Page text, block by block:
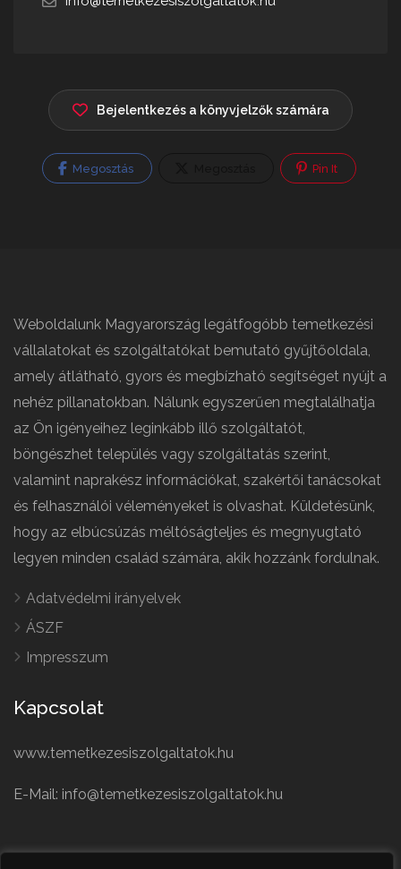
Bejelentkezés a könyvjelzők számára
Megosztás Pin It
Weboldalunk Magyarország legátfogóbb temetkezési
vállalatokat és szolgáltatókat bemutató gyűjtőoldala,
amely átlátható, gyors és megbízható segítséget nyújt a
nehéz pillanatokban. Nálunk egyszerűen megtalálhatja
az Ön igényeihez leginkább illő szolgáltatót,
böngészhet település vagy szolgáltatás szerint,
valamint naprakész információkat, szakértői tanácsokat
és felhasználói véleményeket is olvashat. Küldetésünk,
hogy az elbúcsúzás méltóságteljes és megnyugtató
legyen minden család számára, akik hozzánk fordulnak.
Adatvédelmi irányelvek
ÁSZF
Impresszum
Kapcsolat
www.temetkezesiszolgaltatok.hu
E-Mail: info@temetkezesiszolgaltatok.hu